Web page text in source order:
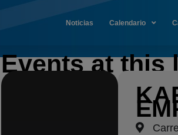
Noticias Calendario
Events at this